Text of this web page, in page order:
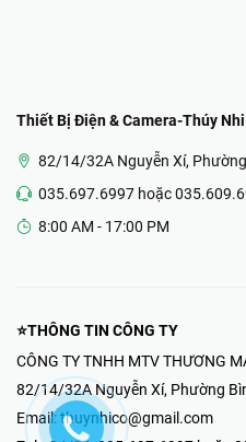
Thiết Bị Điện & Camera-Thúy Nhi
82/14/32A Nguyễn Xí,
035.697.6997 hoặc
8:00 AM - 17:00 PM
⭐THÔNG TIN CÔNG TY
CÔNG TY TNHH MTV THƯƠNG
82/14/32A Nguyễn Xí, Phường
Email: thuynhico@gmail.com